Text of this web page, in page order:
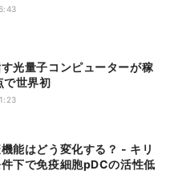
光量子コンピューターが稼
で世界初
能はどう変化する？ - キリ
下で免疫細胞pDCの活性低